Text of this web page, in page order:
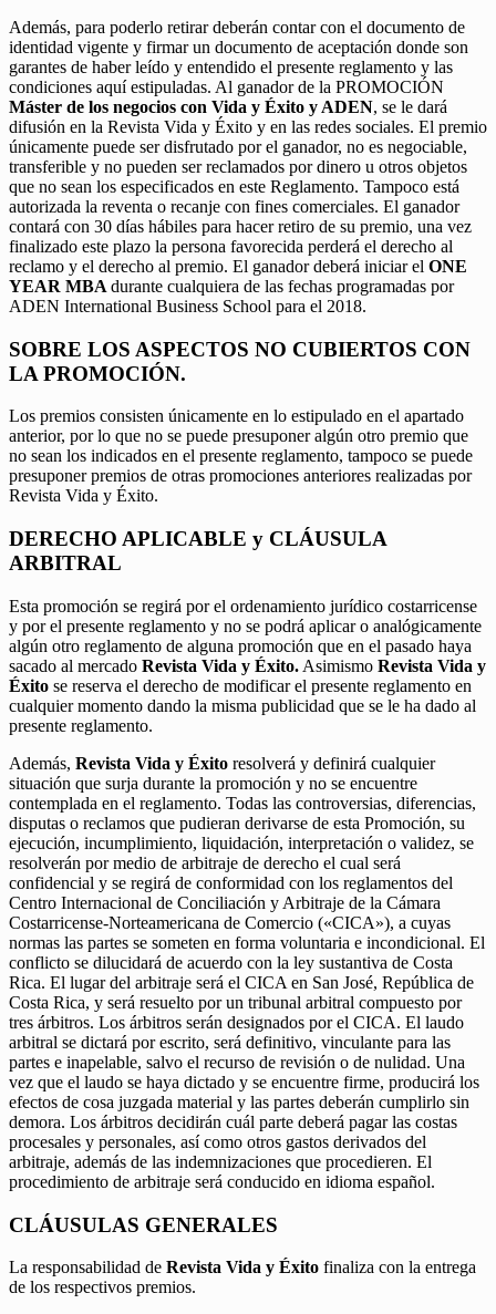
Además, para poderlo retirar deberán contar con el documento de
identidad vigente y firmar un documento de aceptación donde son
garantes de haber leído y entendido el presente reglamento y las
condiciones aquí estipuladas. Al ganador de la PROMOCIÓN
Máster de los negocios con Vida y Éxito y ADEN, se le dará
difusión en la Revista Vida y Éxito y en las redes sociales. El premio
únicamente puede ser disfrutado por el ganador, no es negociable,
transferible y no pueden ser reclamados por dinero u otros objetos
que no sean los especificados en este Reglamento. Tampoco está
autorizada la reventa o recanje con fines comerciales. El ganador
contará con 30 días hábiles para hacer retiro de su premio, una vez
finalizado este plazo la persona favorecida perderá el derecho al
reclamo y el derecho al premio. El ganador deberá iniciar el ONE
YEAR MBA durante cualquiera de las fechas programadas por
ADEN International Business School para el 2018.
SOBRE LOS ASPECTOS NO CUBIERTOS CON
LA PROMOCIÓN.
Los premios consisten únicamente en lo estipulado en el apartado
anterior, por lo que no se puede presuponer algún otro premio que
no sean los indicados en el presente reglamento, tampoco se puede
presuponer premios de otras promociones anteriores realizadas por
Revista Vida y Éxito.
DERECHO APLICABLE y CLÁUSULA
ARBITRAL
Esta promoción se regirá por el ordenamiento jurídico costarricense
y por el presente reglamento y no se podrá aplicar o analógicamente
algún otro reglamento de alguna promoción que en el pasado haya
sacado al mercado Revista Vida y Éxito. Asimismo Revista Vida y
Éxito se reserva el derecho de modificar el presente reglamento en
cualquier momento dando la misma publicidad que se le ha dado al
presente reglamento.
Además, Revista Vida y Éxito resolverá y definirá cualquier
situación que surja durante la promoción y no se encuentre
contemplada en el reglamento. Todas las controversias, diferencias,
disputas o reclamos que pudieran derivarse de esta Promoción, su
ejecución, incumplimiento, liquidación, interpretación o validez, se
resolverán por medio de arbitraje de derecho el cual será
confidencial y se regirá de conformidad con los reglamentos del
Centro Internacional de Conciliación y Arbitraje de la Cámara
Costarricense-Norteamericana de Comercio («CICA»), a cuyas
normas las partes se someten en forma voluntaria e incondicional. El
conflicto se dilucidará de acuerdo con la ley sustantiva de Costa
Rica. El lugar del arbitraje será el CICA en San José, República de
Costa Rica, y será resuelto por un tribunal arbitral compuesto por
tres árbitros. Los árbitros serán designados por el CICA. El laudo
arbitral se dictará por escrito, será definitivo, vinculante para las
partes e inapelable, salvo el recurso de revisión o de nulidad. Una
vez que el laudo se haya dictado y se encuentre firme, producirá los
efectos de cosa juzgada material y las partes deberán cumplirlo sin
demora. Los árbitros decidirán cuál parte deberá pagar las costas
procesales y personales, así como otros gastos derivados del
arbitraje, además de las indemnizaciones que procedieren. El
procedimiento de arbitraje será conducido en idioma español.
CLÁUSULAS GENERALES
La responsabilidad de Revista Vida y Éxito finaliza con la entrega
de los respectivos premios.